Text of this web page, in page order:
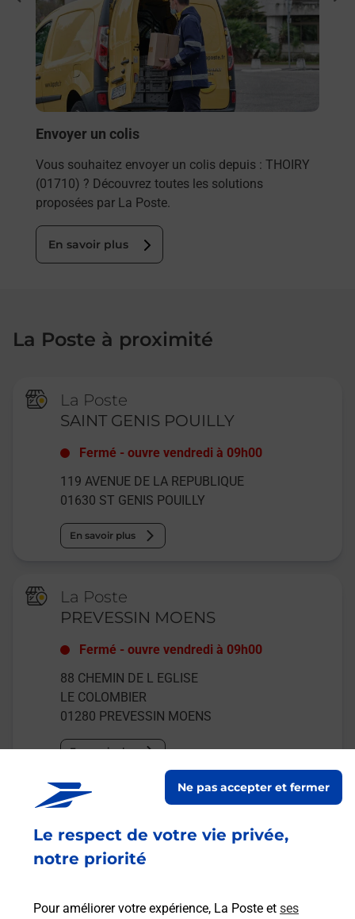
Le respect de votre vie privée,
notre priorité
Pour améliorer votre expérience, La Poste et ses
Ne pas accepter et fermer
Envoyer un colis
Vous souhaitez envoyer un colis depuis : THOIRY
(01710) ? Découvrez toutes les solutions
proposées par La Poste.
En savoir plus
La Poste à proximité
La Poste
SAINT GENIS POUILLY
Fermé -ouvre vendredi à 09h00
119 AVENUE DE LA REPUBLIQUE
01630 ST GENIS POUILLY
En savoir plus
La Poste
PREVESSIN MOENS
Fermé -ouvre vendredi à 09h00
88 CHEMIN DE L EGLISE
LE COLOMBIER
01280 PREVESSIN MOENS
En savoir plus
Malin !
La Poste
en ligne
Ouvert 24h/24